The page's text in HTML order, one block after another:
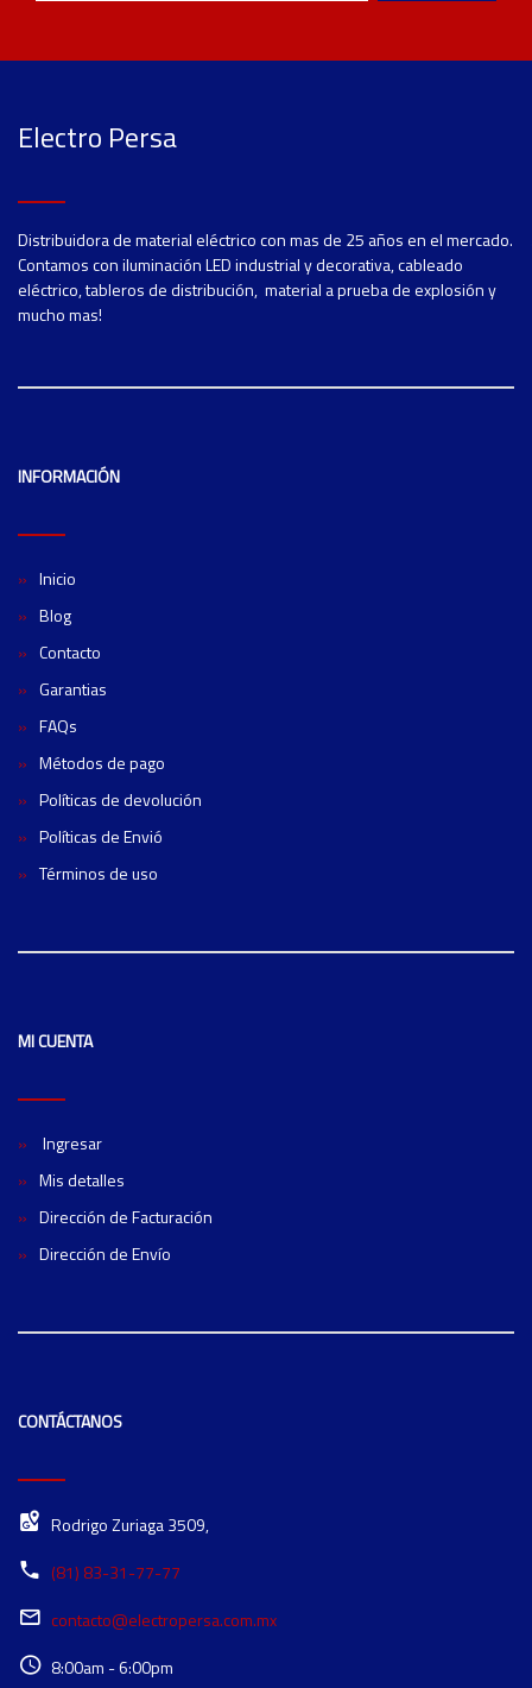
Electro Persa
Distribuidora de material eléctrico con mas de 25 años en el mercado.
Contamos con iluminación LED industrial y decorativa, cableado
eléctrico, tableros de distribución, material a prueba de explosión y
mucho mas!
INFORMACIÓN
Inicio
Blog
Contacto
Garantias
FAQs
Métodos de pago
Políticas de devolución
Políticas de Envió
Términos de uso
MI CUENTA
Ingresar
Mis detalles
Dirección de Facturación
Dirección de Envío
CONTÁCTANOS
Rodrigo Zuriaga 3509,
(81) 83-31-77-77
contacto@electropersa.com.mx
8:00am - 6:00pm